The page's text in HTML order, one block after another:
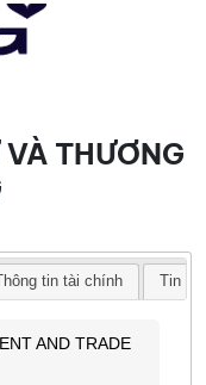
THƯƠNG
tin tài chính Tin
AND TRADE